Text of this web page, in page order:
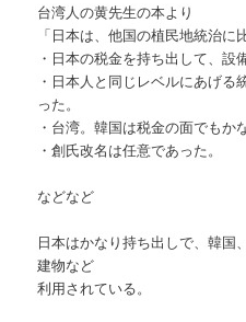
台湾人の黄先生の本より
「日本は、他国の植民地統治に
・日本の税金を持ち出して、設
・日本人と同じレベルにあげ
った。
・台湾。韓国は税金の面でもか
・創氏改名は任意であった。
などなど
日本はかなり持ち出しで、韓国
建物など
利用されている。